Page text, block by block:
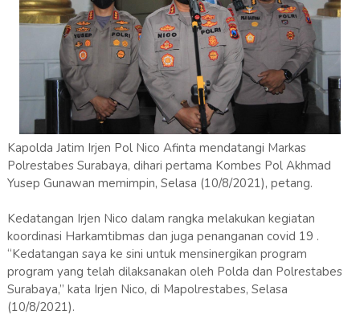
Kapolda Jatim Irjen Pol Nico Afinta mendatangi Markas
Polrestabes Surabaya, dihari pertama Kombes Pol Akhmad
Yusep Gunawan memimpin, Selasa (10/8/2021), petang.
Kedatangan Irjen Nico dalam rangka melakukan kegiatan
koordinasi Harkamtibmas dan juga penanganan covid 19 .
“Kedatangan saya ke sini untuk mensinergikan program
program yang telah dilaksanakan oleh Polda dan Polrestabes
Surabaya,” kata Irjen Nico, di Mapolrestabes, Selasa
(10/8/2021).